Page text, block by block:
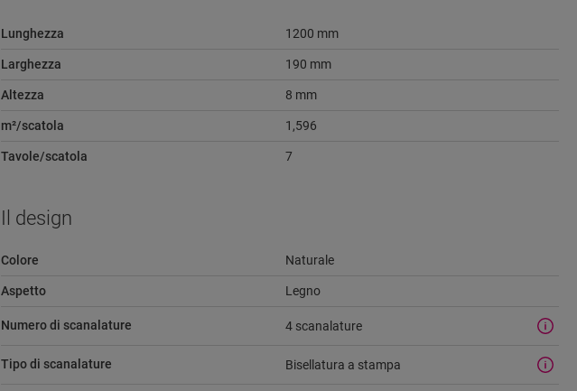
Lunghezza 1200 mm
Larghezza 190 mm
Altezza 8 mm
m²/scatola 1,596
Tavole/scatola 7
Il design
Colore Naturale
Aspetto Legno
Numero di scanalature 4 scanalature
Tipo di scanalature Bisellatura a stampa